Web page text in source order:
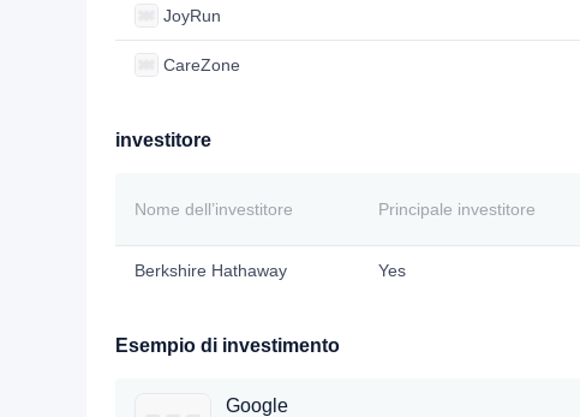
JoyRun
CareZone
investitore
Nome dell’investitore Principale investitore
Berkshire Hathaway Yes
Esempio di investimento
Google